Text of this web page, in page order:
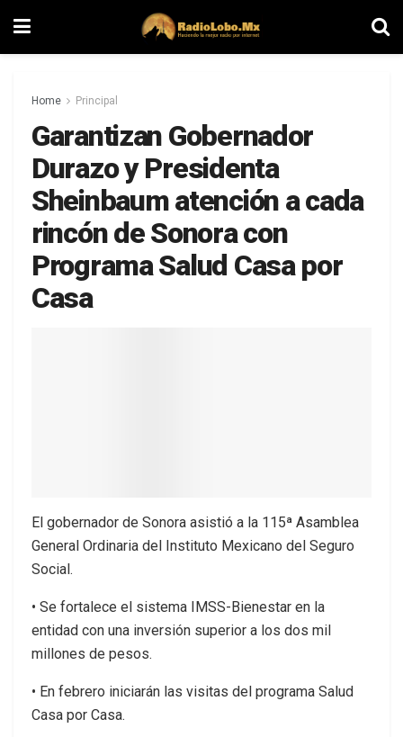
Home Principal
Garantizan Gobernador
Durazo y Presidenta
Sheinbaum atención a cada
rincón de Sonora con
Programa Salud Casa por
Casa
El gobernador de Sonora asistió a la 115ª Asamblea
General Ordinaria del Instituto Mexicano del Seguro
Social.
• Se fortalece el sistema IMSS-Bienestar en la
entidad con una inversión superior a los dos mil
millones de pesos.
• En febrero iniciarán las visitas del programa Salud
Casa por Casa.